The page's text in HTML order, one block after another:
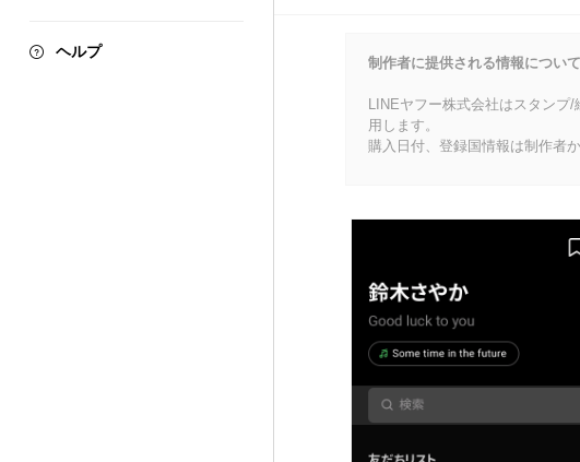
ヘルプ
制作者に提供される情報について
LINEヤフー株式会社はスタンプ
用します。
購入日付、登録国情報は制作者